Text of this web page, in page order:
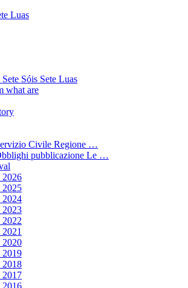
Luas
Sóis Sete Luas
what are
Civile Regione …
pubblicazione Le …
2026
2025
2024
2023
2022
2020
2019
2018
2017
2016